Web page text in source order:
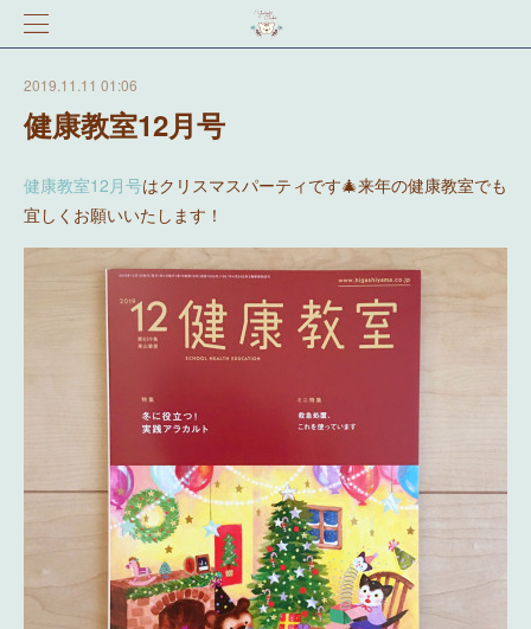
2019.11.11 01:06
健康教室12月号
健康教室12月号はクリスマスパーティです🎄来年の健康教室でも
宜しくお願いいたします！